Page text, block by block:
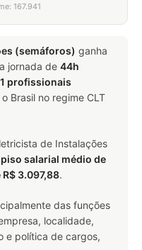
167.941
(semáforos) ganha
jornada de 44h
profissionais
Brasil no regime CLT
de Instalações
piso salarial médio de
3.097,88.
das funções
localidade,
e política de cargos,